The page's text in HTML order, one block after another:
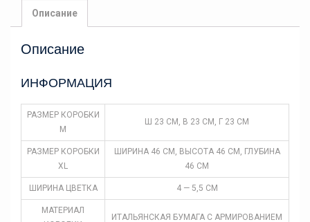
Описание
Описание
ИНФОРМАЦИЯ
РАЗМЕР КОРОБКИ
M
Ш 23 СМ, В 23 СМ, Г 23 СМ
РАЗМЕР КОРОБКИ
XL
ШИРИНА 46 СМ, ВЫСОТА 46 СМ, ГЛУБИНА
46 СМ
ШИРИНА ЦВЕТКА 4 — 5,5 СМ
МАТЕРИАЛ
ИТАЛЬЯНСКАЯ БУМАГА С АРМИРОВАНИЕМ